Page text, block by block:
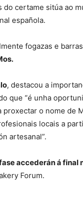
do certame sitúa ao
española.
fogazas e
, destacou a
que “é unha
proxectar o nome de
locais a
artesanal”.
accederán á final
Forum.